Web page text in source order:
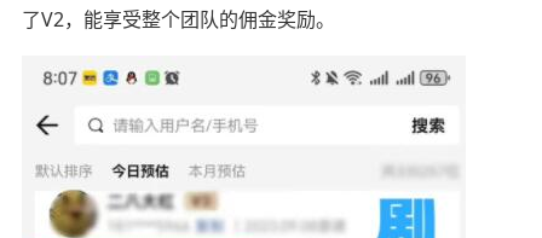
了V2，能享受整个团队的佣金奖励。